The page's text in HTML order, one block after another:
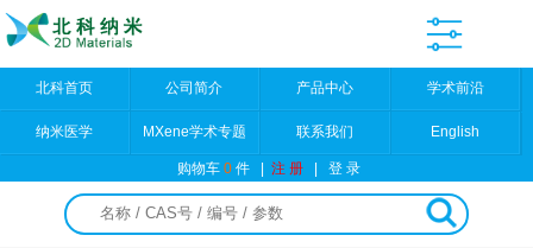
北科首页 公司简介 产品中心 学术前沿
纳米医学 MXene学术专题 联系我们 English
购物车0件 |注 册 |登 录